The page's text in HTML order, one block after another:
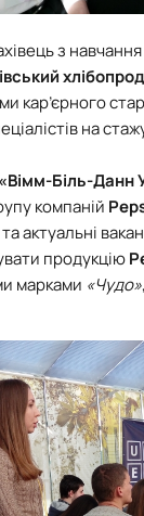
з
кар’єрного
на
Біль-Данн
компаній
актуальні
продукцію
марками «Чудо»,